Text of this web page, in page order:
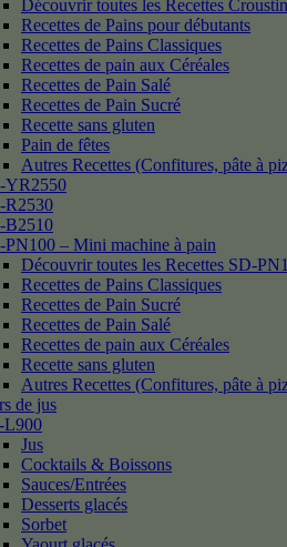
Découvrir toutes les Recettes
Recettes de Pains pour débutants
Recettes de Pains Classiques
Recettes de pain aux Céréales
Recettes de Pain Salé
Recettes de Pain Sucré
Recette sans gluten
Pain de fêtes
Autres Recettes (Confitures, pâte à
YR2550
R2530
B2510
PN100 – Mini machine à pain
Découvrir toutes les Recettes SD-
Recettes de Pains Classiques
Recettes de Pain Sucré
Recettes de Pain Salé
Recettes de pain aux Céréales
Recette sans gluten
Autres Recettes (Confitures, pâte à
de jus
L900
Jus
Cocktails & Boissons
Sauces/Entrées
Desserts glacés
Sorbet